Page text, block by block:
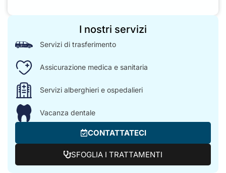
I nostri servizi
Servizi di trasferimento
Assicurazione medica e sanitaria
Servizi alberghieri e ospedalieri
Vacanza dentale
CONTATTATECI
SFOGLIA I TRATTAMENTI